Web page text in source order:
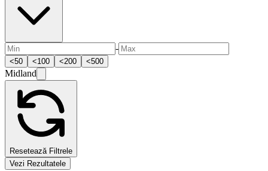
-
<50 <100 <200 <500
Midland
Resetează Filtrele
Vezi Rezultatele